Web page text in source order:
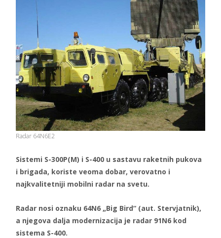
Radar 64N6E2
Sistemi S-300P(M) i S-400 u sastavu raketnih pukova
i brigada, koriste veoma dobar, verovatno i
najkvalitetniji mobilni radar na svetu.
Radar nosi oznaku 64N6 „Big Bird“ (aut. Stervjatnik),
a njegova dalja modernizacija je radar 91N6 kod
sistema S-400.